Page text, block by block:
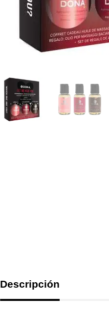
Descripción